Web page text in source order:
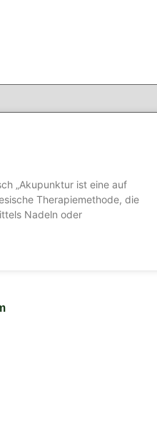
„Akupunktur ist eine auf
Therapiemethode, die
Nadeln oder